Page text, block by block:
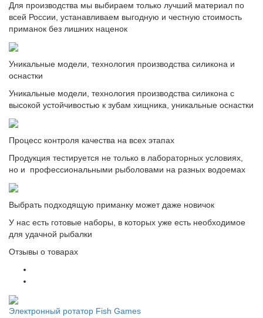
Для производства мы выбираем только лучший материал по
всей России, устанавливаем выгодную и честную стоимость
приманок без лишних наценок
Уникальные модели, технология производства силикона и
оснастки
Уникальные модели, технология производства силикона с
высокой устойчивостью к зубам хищника, уникальные оснастки
Процесс контроля качества на всех этапах
Продукция тестируется не только в лабораторных условиях,
но и профессиональными рыболовами на разных водоемах
Выбрать подходящую приманку может даже новичок
У нас есть готовые наборы, в которых уже есть необходимое
для удачной рыбалки
Отзывы о товарах
Электронный ротатор Fish Games